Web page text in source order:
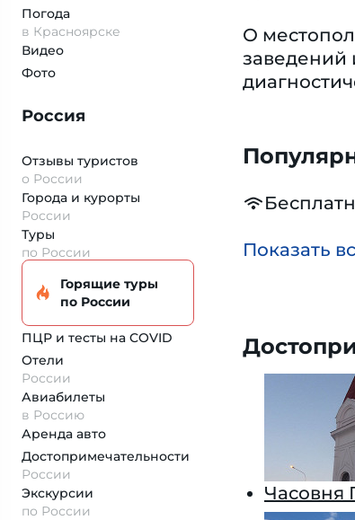
Погода
в Красноярске
Видео
Фото
Россия
Отзывы туристов
о России
Города и курорты
России
Туры
по России
Горящие туры
по России
ПЦР и тесты на COVID
Отели
России
Авиабилеты
в Россию
Аренда авто
Достопримеча­тельности
России
Экскурсии
по России
О
заведений
Показать
Часовня